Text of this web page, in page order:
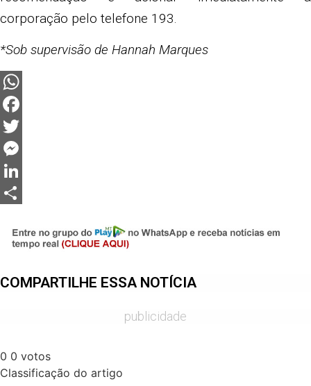
corporação pelo telefone 193.
*Sob supervisão de Hannah Marques
WhatsApp
Facebook
Twitter
Messenger
LinkedIn
COMPARTILHE ESSA NOTÍCIA
publicidade
0 0 votos
Classificação do artigo